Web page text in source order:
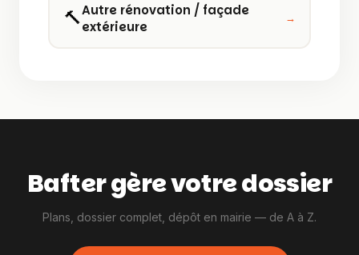
🔨Autre rénovation / façade
extérieure
→
Bafter gère votre dossier
Plans, dossier complet, dépôt en mairie — de A à Z.